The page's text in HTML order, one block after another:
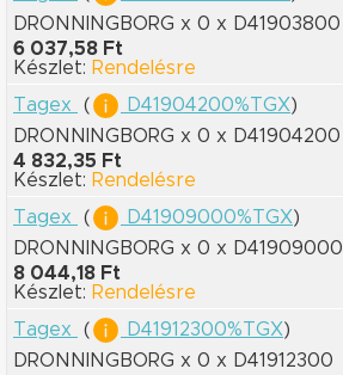
DRONNINGBORG x 0 x D41903800
6 037,58 Ft
Készlet: Rendelésre
Tagex
( D41904200%TGX)
DRONNINGBORG x 0 x D41904200
4 832,35 Ft
Készlet: Rendelésre
Tagex
( D41909000%TGX)
DRONNINGBORG x 0 x D41909000
8 044,18 Ft
Készlet: Rendelésre
Tagex
( D41912300%TGX)
DRONNINGBORG x 0 x D41912300